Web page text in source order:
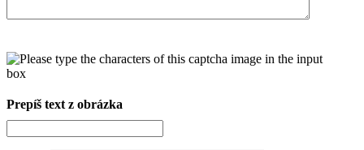
Prepíš text z obrázka